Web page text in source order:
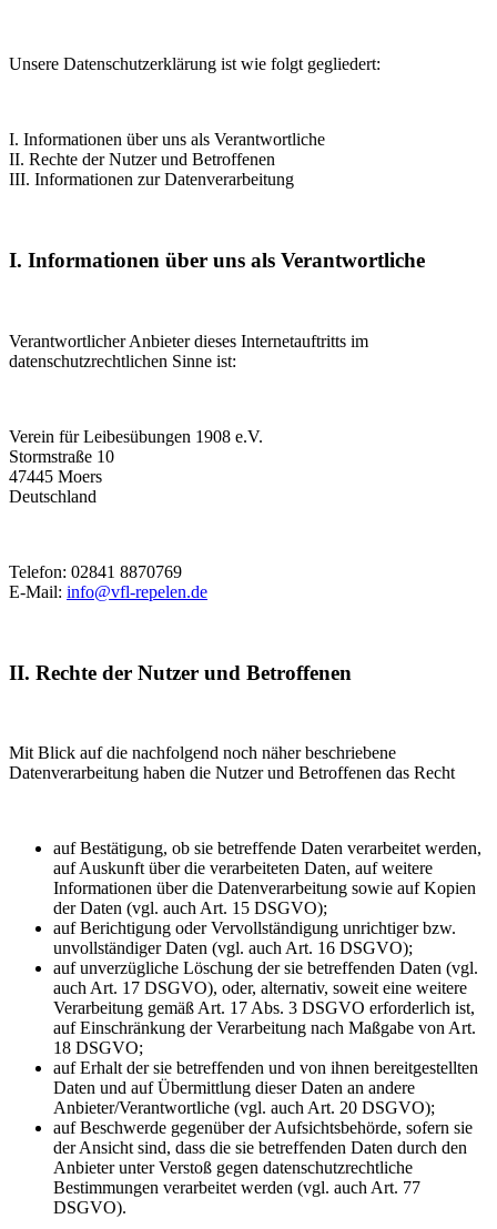
Unsere Datenschutzerklärung ist wie folgt gegliedert:
I. Informationen über uns als Verantwortliche
II. Rechte der Nutzer und Betroffenen
III. Informationen zur Datenverarbeitung
I. Informationen über uns als Verantwortliche
Verantwortlicher Anbieter dieses Internetauftritts im
datenschutzrechtlichen Sinne ist:
Verein für Leibesübungen 1908 e.V.
Stormstraße 10
47445 Moers
Deutschland
Telefon: 02841 8870769
E-Mail: info@vfl-repelen.de
II. Rechte der Nutzer und Betroffenen
Mit Blick auf die nachfolgend noch näher beschriebene
Datenverarbeitung haben die Nutzer und Betroffenen das Recht
auf Bestätigung, ob sie betreffende Daten verarbeitet werden,
auf Auskunft über die verarbeiteten Daten, auf weitere
Informationen über die Datenverarbeitung sowie auf Kopien
der Daten (vgl. auch Art. 15 DSGVO);
auf Berichtigung oder Vervollständigung unrichtiger bzw.
unvollständiger Daten (vgl. auch Art. 16 DSGVO);
auf unverzügliche Löschung der sie betreffenden Daten (vgl.
auch Art. 17 DSGVO), oder, alternativ, soweit eine weitere
Verarbeitung gemäß Art. 17 Abs. 3 DSGVO erforderlich ist,
auf Einschränkung der Verarbeitung nach Maßgabe von Art.
18 DSGVO;
auf Erhalt der sie betreffenden und von ihnen bereitgestellten
Daten und auf Übermittlung dieser Daten an andere
Anbieter/Verantwortliche (vgl. auch Art. 20 DSGVO);
auf Beschwerde gegenüber der Aufsichtsbehörde, sofern sie
der Ansicht sind, dass die sie betreffenden Daten durch den
Anbieter unter Verstoß gegen datenschutzrechtliche
Bestimmungen verarbeitet werden (vgl. auch Art. 77
DSGVO).